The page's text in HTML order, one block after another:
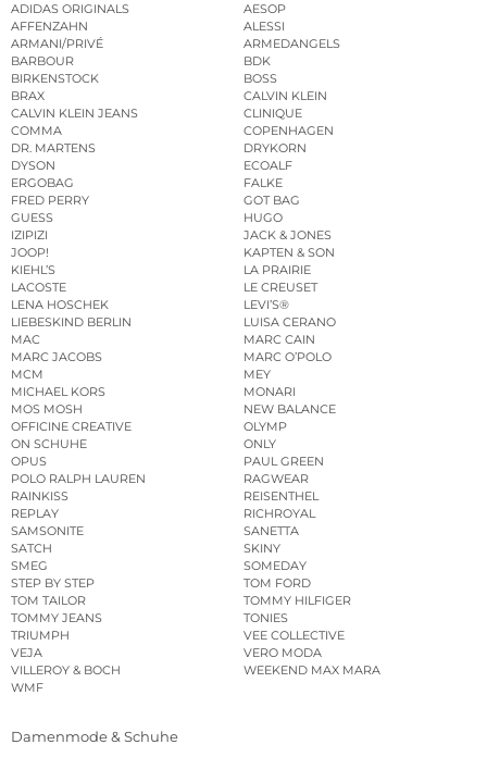
ADIDAS ORIGINALS
AESOP
AFFENZAHN
ALESSI
ARMANI/PRIVÉ
ARMEDANGELS
BARBOUR
BDK
BIRKENSTOCK
BOSS
BRAX
CALVIN KLEIN
CALVIN KLEIN JEANS
CLINIQUE
COMMA
COPENHAGEN
DR. MARTENS
DRYKORN
DYSON
ECOALF
ERGOBAG
FALKE
FRED PERRY
GOT BAG
GUESS
HUGO
IZIPIZI
JACK & JONES
JOOP!
KAPTEN & SON
KIEHL’S
LA PRAIRIE
LACOSTE
LE CREUSET
LENA HOSCHEK
LEVI’S®
LIEBESKIND BERLIN
LUISA CERANO
MAC
MARC CAIN
MARC JACOBS
MARC O’POLO
MCM
MEY
MICHAEL KORS
MONARI
MOS MOSH
NEW BALANCE
OFFICINE CREATIVE
OLYMP
ON SCHUHE
ONLY
OPUS
PAUL GREEN
POLO RALPH LAUREN
RAGWEAR
RAINKISS
REISENTHEL
REPLAY
RICHROYAL
SAMSONITE
SANETTA
SATCH
SKINY
SMEG
SOMEDAY
STEP BY STEP
TOM FORD
TOM TAILOR
TOMMY HILFIGER
TOMMY JEANS
TONIES
TRIUMPH
VEE COLLECTIVE
VEJA
VERO MODA
VILLEROY & BOCH
WEEKEND MAX MARA
WMF
Damenmode & Schuhe